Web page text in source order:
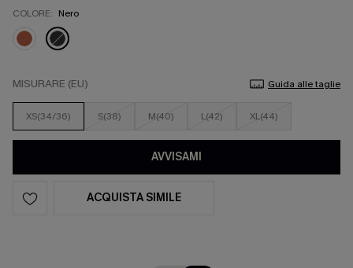
COLORE: Nero
MISURARE (EU) Guida alle taglie
XS(34/36) S(38) M(40) L(42) XL(44)
AVVISAMI
ACQUISTA SIMILE